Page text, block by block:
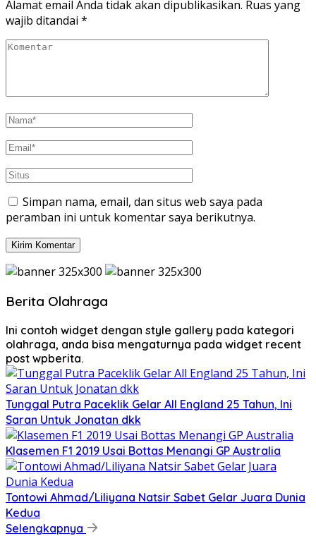
Alamat email Anda tidak akan dipublikasikan. Ruas yang
wajib ditandai *
Simpan nama, email, dan situs web saya pada
peramban ini untuk komentar saya berikutnya.
Berita Olahraga
Ini contoh widget dengan style gallery pada kategori
olahraga, anda bisa mengaturnya pada widget recent
post wpberita.
Tunggal Putra Paceklik Gelar All England 25 Tahun, Ini
Saran Untuk Jonatan dkk
Klasemen F1 2019 Usai Bottas Menangi GP Australia
Tontowi Ahmad/Liliyana Natsir Sabet Gelar Juara Dunia
Kedua
Selengkapnya